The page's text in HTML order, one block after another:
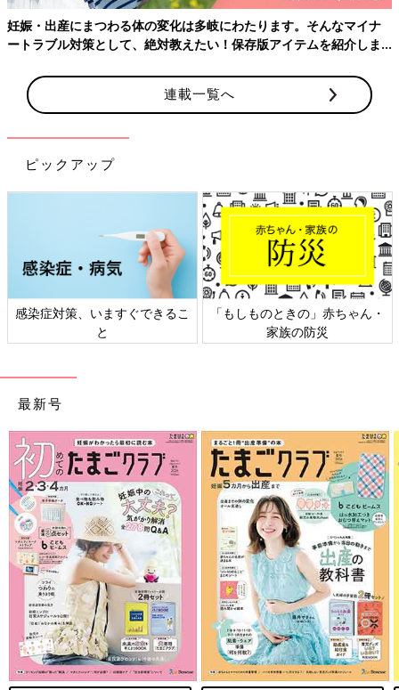
妊娠・出産にまつわる体の変化は多岐にわたります。そんなマイナ
ートラブル対策として、絶対教えたい！保存版アイテムを紹介しま
連載一覧へ
ピックアップ
感染症対策、いますぐできるこ
と
「もしものときの」赤ちゃん・
家族の防災
最新号